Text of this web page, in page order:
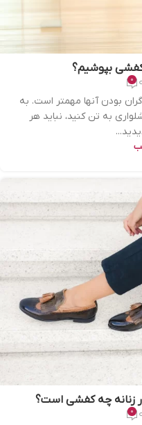
بپوشیم؟
0
بودن آنها مهمتر است. به
به تن کنید، نباید هر
زنانه چه کفشی است؟
0